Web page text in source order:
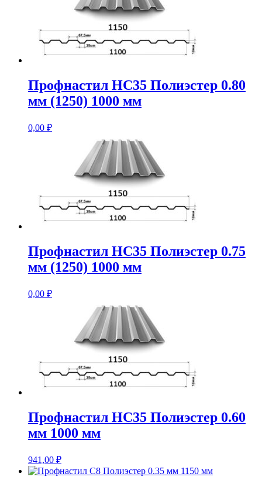
Профнастил НС35 Полиэстер 0.80
мм (1250) 1000 мм
0,00 ₽
Профнастил НС35 Полиэстер 0.75
мм (1250) 1000 мм
0,00 ₽
Профнастил НС35 Полиэстер 0.60
мм 1000 мм
941,00 ₽